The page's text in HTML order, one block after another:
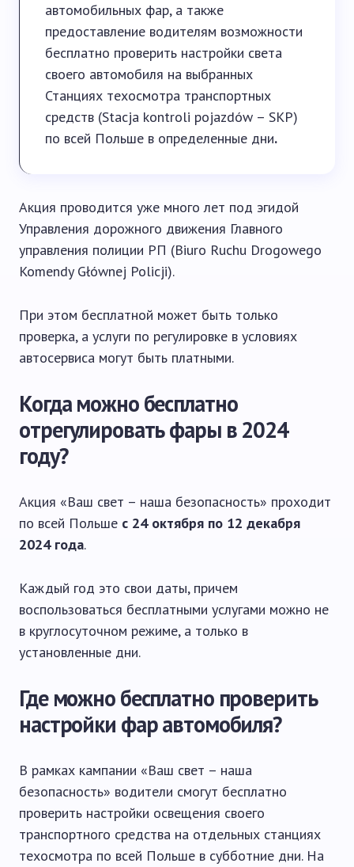
автомобильных фар, а также
предоставление водителям возможности
бесплатно проверить настройки света
своего автомобиля на выбранных
Станциях техосмотра транспортных
средств (Stacja kontroli pojazdów – SKP)
по всей Польше в определенные дни.
Акция проводится уже много лет под эгидой
Управления дорожного движения Главного
управления полиции РП (Biuro Ruchu Drogowego
Komendy Głównej Policji).
При этом бесплатной может быть только
проверка, а услуги по регулировке в условиях
автосервиса могут быть платными.
Когда можно бесплатно
отрегулировать фары в 2024
году?
Акция «Ваш свет – наша безопасность» проходит
по всей Польше с 24 октября по 12 декабря
2024 года.
Каждый год это свои даты, причем
воспользоваться бесплатными услугами можно не
в круглосуточном режиме, а только в
установленные дни.
Где можно бесплатно проверить
настройки фар автомобиля?
В рамках кампании «Ваш свет – наша
безопасность» водители смогут бесплатно
проверить настройки освещения своего
транспортного средства на отдельных станциях
техосмотра по всей Польше в субботние дни. На